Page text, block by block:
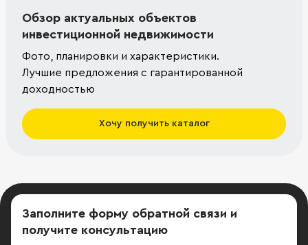
Обзор актуальных объектов
инвестиционной недвижимости
Фото, планировки и характеристики.
Лучшие предложения с гарантированной
доходностью
Хочу получить каталог
Заполните форму обратной связи и
получите консультацию